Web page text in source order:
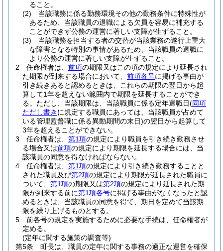
ること。
(2)
当該職務に係る勤務環境その他の勤務条件に特殊性が
あるため、当該職員の退職による欠員を容易に補充する
ことができず公務の運営に著しい支障が生ずること。
(3)
当該職務を担当する者の交替が当該業務の遂行上重大
な障害となる特別の事情があるため、当該職員の退職に
より公務の運営に著しい支障が生ずること。
2
任命権者は、 前項の期限又はこの項の規定により延長され
た期限が到来する場合において、 前項各号に掲げる事由が
引き続きあると認めるときは、これらの期限の翌日から起
算して1年を超えない範囲内で期限を延長することができ
る。 ただし、当該期限は、当該職員に係る定年退職日(同項
ただし書き に規定する職員にあっては、当該職員が占めて
いる管理監督職に係る異動期間の末日)の翌日から起算して
3年を超えることができない。
3
任命権者は、 第1項の規定により職員を引き続き勤務させ
る場合又は前項の規定により期限を延長する場合には、当
該職員の同意を得なければならない。
4
任命権者は、 第1項の規定により引き続き勤務することと
された職員及び第2項の規定により期限が延長された職員に
ついて、 第1項の期限又は第2項の規定により延長された期
限が到来する前に第1項各号に掲げる事由がなくなったと認
めるときは、当該職員の同意を得て、期日を定めて当該期
限を繰り上げるものとする。
5
前各号の規定を実施するために必要な手続は、任命権者が
定める。
(定年に関する施策の調査等)
第5条
町長は、職員の定年に関する事務の適正な運営を確保